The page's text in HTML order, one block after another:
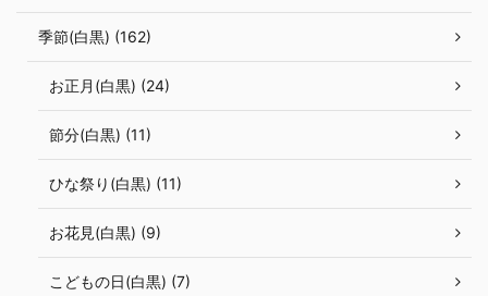
季節(白黒) (162)
お正月(白黒) (24)
節分(白黒) (11)
ひな祭り(白黒) (11)
お花見(白黒) (9)
こどもの日(白黒) (7)